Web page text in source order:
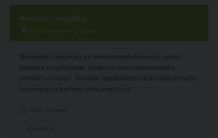
Nokkalan majakka
Nokkalanniemi 2, Espoo
Nokkalan Majakka on merenrantakahvila, jossa
pääsee nauttimaan upeasta merimaisemasta
ympäri vuoden. Tarjolla laadukkaita kahvilatuotteita,
lounasta ja keittoa sekä menu ja...